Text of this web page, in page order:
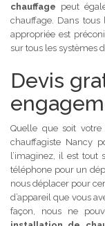
chauffage peut
chauffage. Dans
appropriée est
sur tous les systèmes
Devis
Quelle que soit
chauffagiste Nancy
l’imaginez, il est
téléphone pour un
nous déplacer pour
d’appareil que vous
façon, nous ne